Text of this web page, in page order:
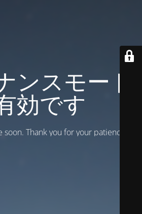
ンスモード
効です
Thank you for your patience!